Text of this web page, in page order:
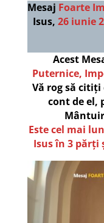
Mesaj Foarte
Isus,26 iunie
Acest
Puternice,
Vă rog să citiți
cont de el,
Este cel mai
Isus în 3 părți